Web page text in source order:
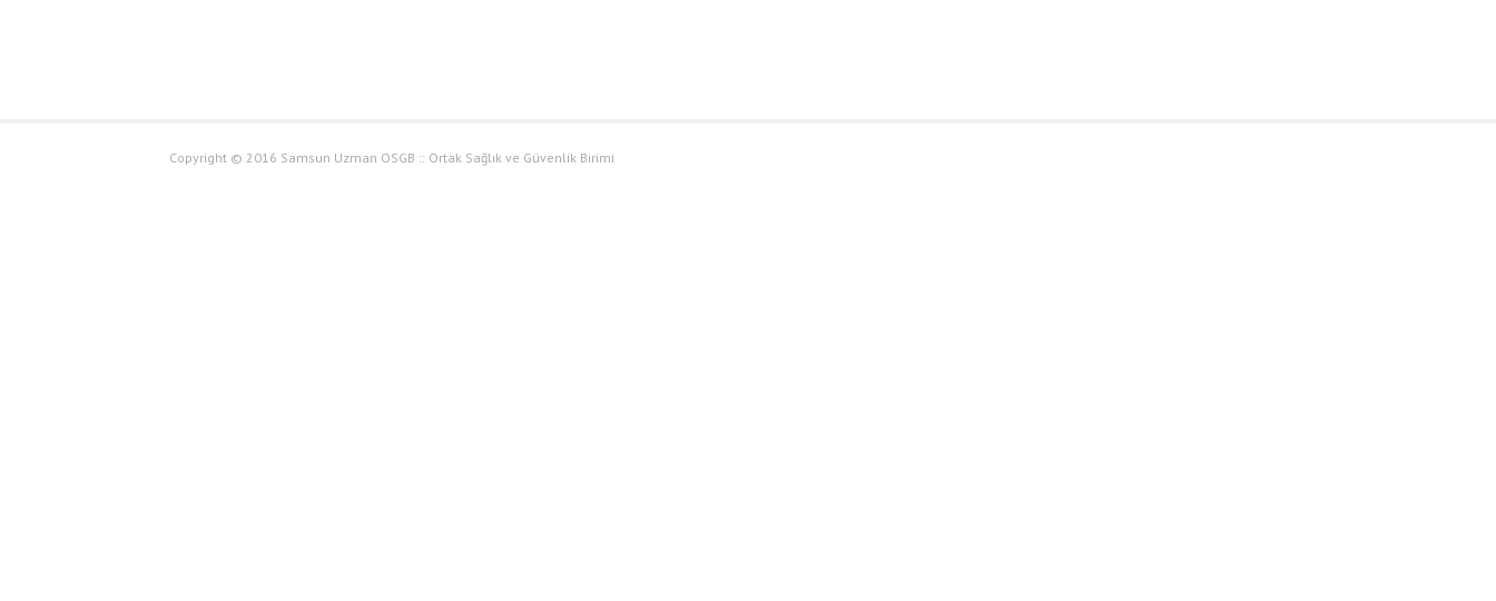
Copyright © 2016 Samsun Uzman OSGB :: Ortak Sağlık ve Güvenlik Birimi